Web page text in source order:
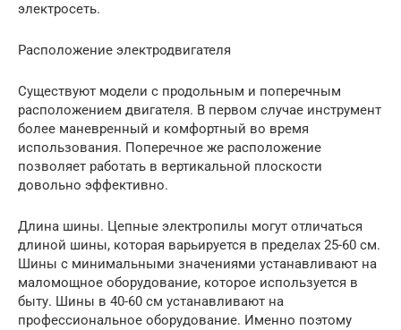
электросеть.
Расположение электродвигателя
Существуют модели с продольным и поперечным
расположением двигателя. В первом случае инструмент
более маневренный и комфортный во время
использования. Поперечное же расположение
позволяет работать в вертикальной плоскости
довольно эффективно.
Длина шины. Цепные электропилы могут отличаться
длиной шины, которая варьируется в пределах 25-60 см.
Шины с минимальными значениями устанавливают на
маломощное оборудование, которое используется в
быту. Шины в 40-60 см устанавливают на
профессиональное оборудование. Именно поэтому